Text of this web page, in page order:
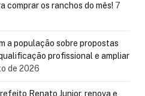
comprar os ranchos do mês! 7
a população sobre propostas
profissional e ampliar
de 2026
Renato Junior, renova e